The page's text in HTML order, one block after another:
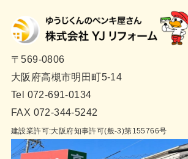
〒569-0806
大阪府高槻市明田町5-14
Tel 072-691-0134
FAX 072-344-5242
建設業許可:大阪府知事許可(般-3)第155766号